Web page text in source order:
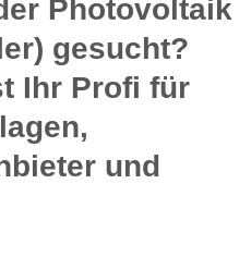
Photovoltaik
gesucht?
Ihr Profi für
und